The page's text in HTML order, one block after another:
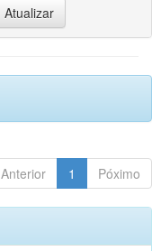
Anterior 1 Póximo